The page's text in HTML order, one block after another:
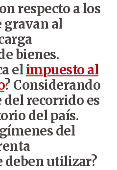
respecto a los
gravan al
bienes.
el impuesto al
? Considerando
recorrido es
del país.
del
deben utilizar?